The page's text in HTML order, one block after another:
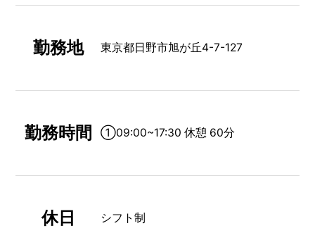
勤務地 東京都日野市旭が丘4-7-127
勤務時間 ①09:00~17:30 休憩 60分
休日 シフト制